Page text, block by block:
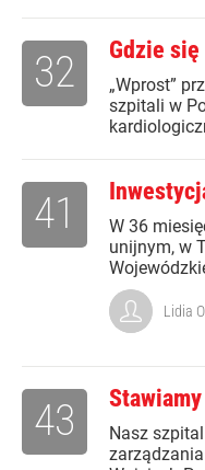
Gdzie
„Wprost”
szpitali w
32
W 36
unijnym, w
41
Lidia
Nasz
43